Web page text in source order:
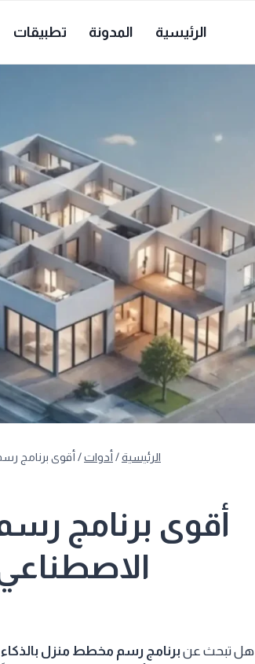
الرئيسية المدونة تطبيقات
الرئيسية/ أدوات/ أقوى برنامج
أقوى برنامج
هل تبحث عن برنامج رسم مخطط منزل